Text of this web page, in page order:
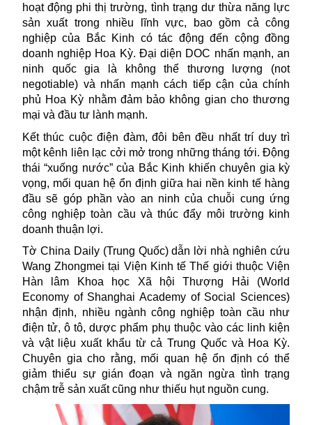
hoạt động phi thị trường, tình trạng dư thừa năng lực
sản xuất trong nhiều lĩnh vực, bao gồm cả công
nghiệp của Bắc Kinh có tác động đến cộng đồng
doanh nghiệp Hoa Kỳ. Đại diện DOC nhấn mạnh, an
ninh quốc gia là không thể thương lượng (not
negotiable) và nhấn mạnh cách tiếp cận của chính
phủ Hoa Kỳ nhằm đảm bảo không gian cho thương
mại và đầu tư lành mạnh.
Kết thúc cuộc điện đàm, đôi bên đều nhất trí duy trì
một kênh liên lạc cởi mở trong những tháng tới. Động
thái “xuống nước” của Bắc Kinh khiến chuyên gia kỳ
vọng, mối quan hệ ổn định giữa hai nền kinh tế hàng
đầu sẽ góp phần vào an ninh của chuỗi cung ứng
công nghiệp toàn cầu và thúc đẩy môi trường kinh
doanh thuận lợi.
Tờ China Daily (Trung Quốc) dẫn lời nhà nghiên cứu
Wang Zhongmei tại Viện Kinh tế Thế giới thuộc Viện
Hàn lâm Khoa học Xã hội Thượng Hải (World
Economy of Shanghai Academy of Social Sciences)
nhận định, nhiều ngành công nghiệp toàn cầu như
điện tử, ô tô, dược phẩm phụ thuộc vào các linh kiện
và vật liệu xuất khẩu từ cả Trung Quốc và Hoa Kỳ.
Chuyên gia cho rằng, mối quan hệ ổn định có thể
giảm thiểu sự gián đoạn và ngăn ngừa tình trạng
chậm trễ sản xuất cũng như thiếu hụt nguồn cung.